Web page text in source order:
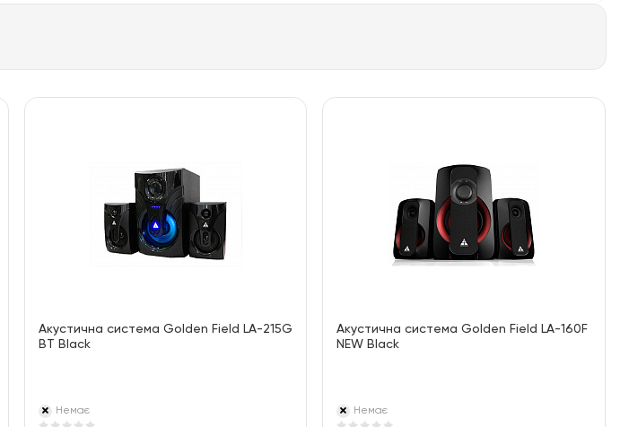
Акустична система Golden Field LA-215G
BT Black
Немає
Акустична система Golden Field LA-160F
NEW Black
Немає